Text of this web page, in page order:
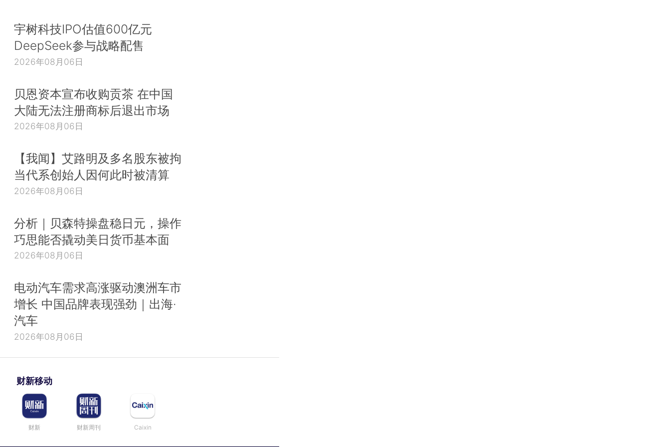
宇树科技IPO估值600亿元
DeepSeek参与战略配售
2026年08月06日
贝恩资本宣布收购贡茶 在中国
大陆无法注册商标后退出市场
2026年08月06日
【我闻】艾路明及多名股东被拘
当代系创始人因何此时被清算
2026年08月06日
分析｜贝森特操盘稳日元，操作
巧思能否撬动美日货币基本面
2026年08月06日
电动汽车需求高涨驱动澳洲车市
增长 中国品牌表现强劲｜出海·
汽车
2026年08月06日
财新移动
财新 财新周刊 Caixin